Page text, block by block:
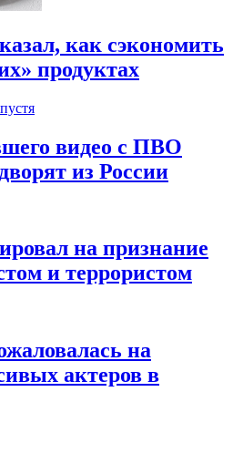
как сэкономить
продуктах
видео с ПВО
из России
на признание
и террористом
на
актеров в